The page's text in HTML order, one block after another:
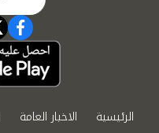
الرئيسية الاخبار العامة